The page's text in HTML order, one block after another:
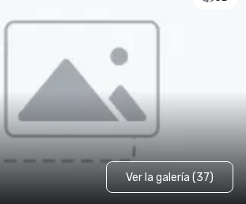
Ver la galería (37)